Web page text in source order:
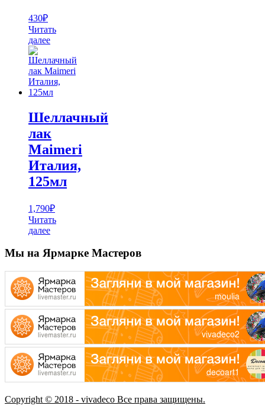
430₽
Читать
далее
Шеллачный
лак
Maimeri
Италия,
125мл
1,790₽
Читать
далее
Мы на Ярмарке Мастеров
Copyright © 2018 - vivadeco Все права защищены.